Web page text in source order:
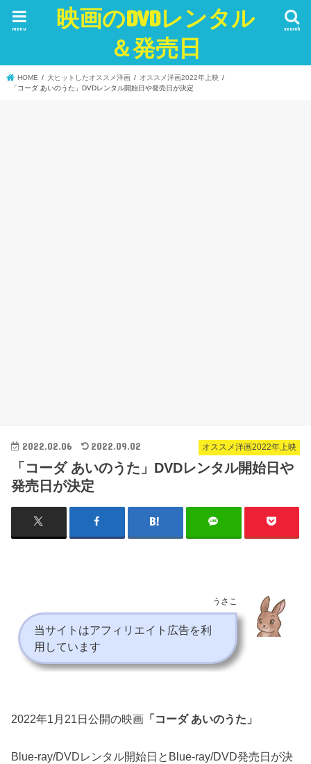
映画のDVDレンタル
＆発売日
search
menu
HOME 大ヒットしたオススメ洋画
オススメ洋画2022年上映
「コーダ あいのうた」DVDレンタル開始日や発売日が決定
オススメ洋画2022年上映
2022.02.06 2022.09.02
「コーダ あいのうた」DVDレンタル開始日や
発売日が決定
うさこ
当サイトはアフィリエイト広告を利
用しています
2022年1月21日公開の映画 「コーダ あいのうた」
Blue-ray/DVDレンタル開始日とBlue-ray/DVD発売日が決